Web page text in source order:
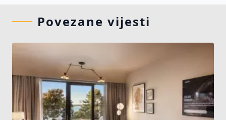
Povezane vijesti